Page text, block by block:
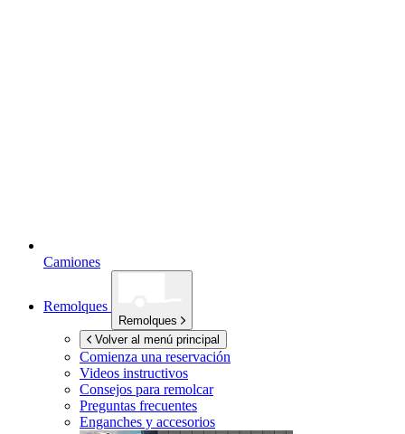
Camiones
Remolques
Remolques
Volver al menú principal
Comienza una reservación
Videos instructivos
Consejos para remolcar
Preguntas frecuentes
Enganches y accesorios